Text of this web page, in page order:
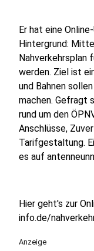
Er hat eine
Hintergrund:
Nahverkehrsplan
werden. Ziel ist
und Bahnen
machen. Gefragt
rund um den
Anschlüsse,
Tarifgestaltung.
es auf
Hier geht's zur
info.de/
Anzeige